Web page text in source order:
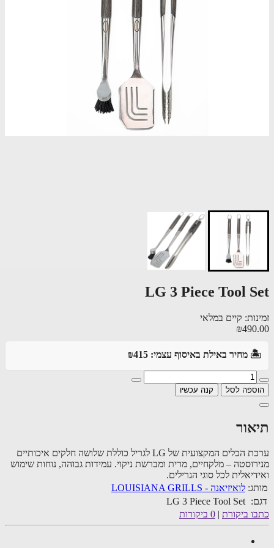
LG 3 Piece Tool
קיים במלאי
מחיר באילת באיסוף עצמי: ₪415
לסל קנה עכשיו
ערכת הכלים המקצועית של LG לגריל כוללת שלושה חלקים איכותיים
– מלקחיים, מרית ומברשת ניקוי. עמידות גבוהה, נוחות שימוש
לכל סוגי הגרילים.
לואיזיאנה - LOUISIANA GRILLS
LG 3 Piece Tool Set
ביקורת|0 ביקורות